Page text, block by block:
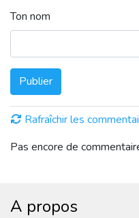
Ton nom
Publier
Rafraîchir les
Pas encore de
A propos